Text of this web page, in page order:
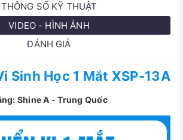
THÔNG SỐ KỸ THUẬT
VIDEO - HÌNH ẢNH
ĐÁNH GIÁ
Sinh Học 1 Mắt XSP-13A
Shine A - Trung Quốc